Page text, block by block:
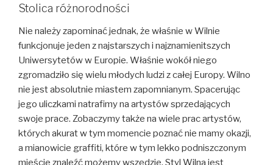
Stolica różnorodności
Nie należy zapominać jednak, że właśnie w Wilnie
funkcjonuje jeden z najstarszych i najznamienitszych
Uniwersytetów w Europie. Właśnie wokół niego
zgromadziło się wielu młodych ludzi z całej Europy. Wilno
nie jest absolutnie miastem zapomnianym. Spacerując
jego uliczkami natrafimy na artystów sprzedających
swoje prace. Zobaczymy także na wiele prac artystów,
których akurat w tym momencie poznać nie mamy okazji,
a mianowicie graffiti, które w tym lekko podniszczonym
mieście znaleźć możemy wszędzie. Styl Wilna jest